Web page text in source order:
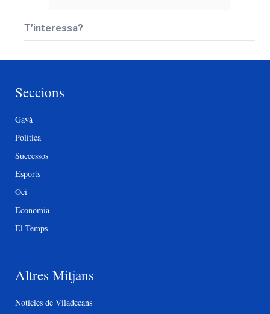
T’interessa?
Seccions
Gavà
Política
Successos
Esports
Oci
Economia
El Temps
Altres Mitjans
Notícies de Viladecans